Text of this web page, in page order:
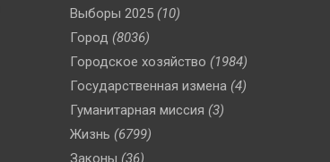
Выборы 2025 (10)
Город (8036)
Городское хозяйство (1984)
Государственная измена (4)
Гуманитарная миссия (3)
Жизнь (6799)
Законы (36)